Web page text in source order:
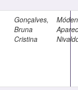
Gonçalves,
Bruna
Cristina